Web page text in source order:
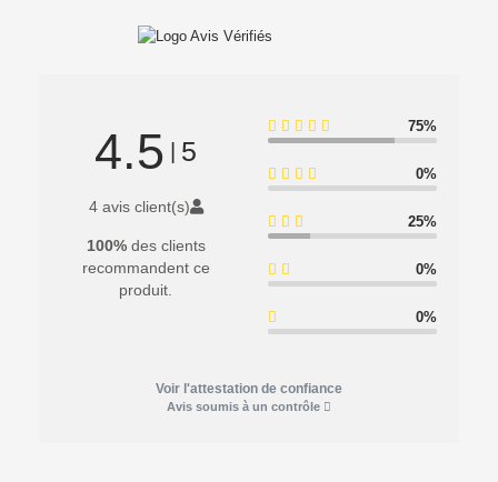
4.5 5
4 avis client(s)
100%des clients
recommandent ce
produit.
75%
0%
25%
0%
0%
Voir l'attestation de confiance
Avis soumis à un contrôle